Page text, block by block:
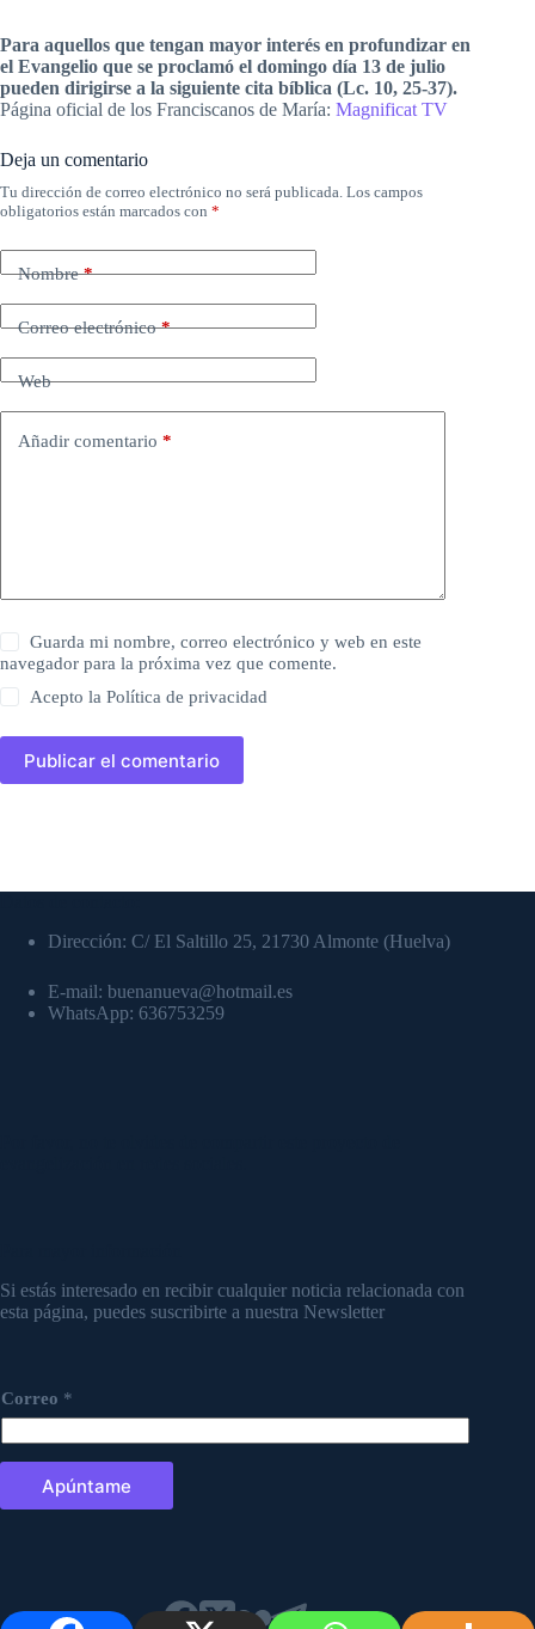
Para aquellos que tengan mayor interés en profundizar en
el Evangelio que se proclamó el domingo día 13 de julio
pueden dirigirse a la siguiente cita bíblica (Lc. 10, 25-37).
Página oficial de los Franciscanos de María: Magnificat TV
Deja un comentario
Tu dirección de correo electrónico no será publicada. Los campos
obligatorios están marcados con *
Nombre*
Correo electrónico*
Web
Añadir comentario *
Guarda mi nombre, correo electrónico y web en este
navegador para la próxima vez que comente.
Acepto laPolítica de privacidad
Publicar el comentario
Dirección: C/ El Saltillo 25, 21730 Almonte (Huelva)
E-mail: buenanueva@hotmail.es
WhatsApp: 636753259
Si estás interesado en recibir cualquier noticia relacionada con
esta página, puedes suscribirte a nuestra Newsletter
Correo *
Apúntame